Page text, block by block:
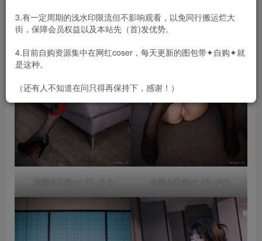
无颜小天使wy_OL_(14) 无颜小天使wy_OL_(24)
3.有一定周期的浅水印限流但不影响观看，以免同行搬运烂大
街，保障会员权益以及本站先（首)发优势。
4.目前自购资源集中在网红coser，每天更新的图包带✦自购✦就
是这种。
（还有人不知道在问只得再保持下，感谢！）